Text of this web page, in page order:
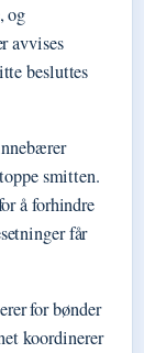
og
avvises
besluttes
smitten.
å forhindre
får
for bønder
koordinerer